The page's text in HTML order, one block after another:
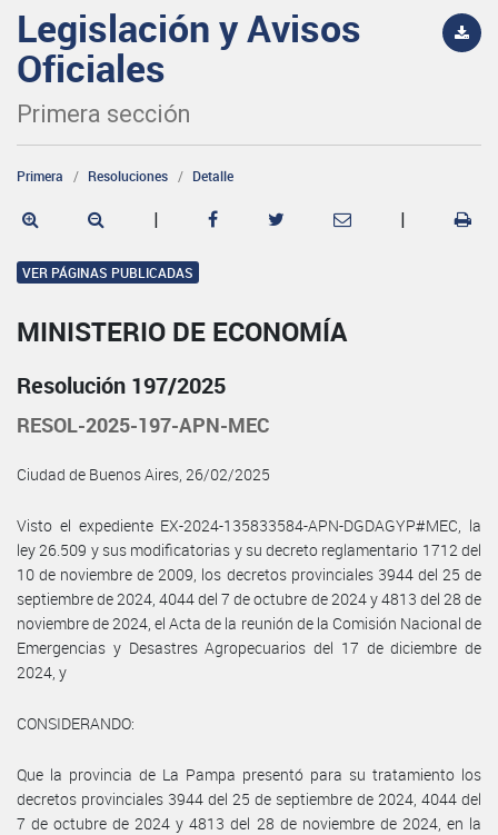
Legislación y Avisos
Oficiales
Primera sección
Primera Resoluciones Detalle
| |
VER PÁGINAS PUBLICADAS
MINISTERIO DE ECONOMÍA
Resolución 197/2025
RESOL-2025-197-APN-MEC
Ciudad de Buenos Aires, 26/02/2025
Visto el expediente EX-2024-135833584-APN-DGDAGYP#MEC, la
ley 26.509 y sus modificatorias y su decreto reglamentario 1712 del
10 de noviembre de 2009, los decretos provinciales 3944 del 25 de
septiembre de 2024, 4044 del 7 de octubre de 2024 y 4813 del 28 de
noviembre de 2024, el Acta de la reunión de la Comisión Nacional de
Emergencias y Desastres Agropecuarios del 17 de diciembre de
2024, y
CONSIDERANDO:
Que la provincia de La Pampa presentó para su tratamiento los
decretos provinciales 3944 del 25 de septiembre de 2024, 4044 del
7 de octubre de 2024 y 4813 del 28 de noviembre de 2024, en la